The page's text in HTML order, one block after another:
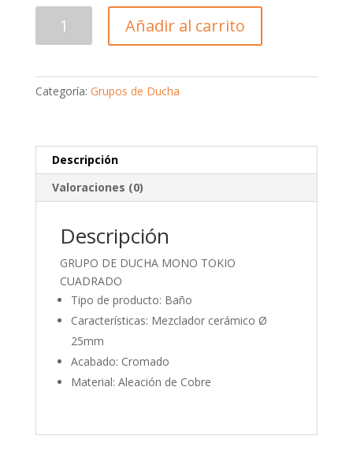
Añadir al carrito
Categoría: Grupos de Ducha
Descripción
Valoraciones (0)
Descripción
GRUPO DE DUCHA MONO TOKIO
CUADRADO
Tipo de producto: Baño
Características: Mezclador cerámico Ø
25mm
Acabado: Cromado
Material: Aleación de Cobre